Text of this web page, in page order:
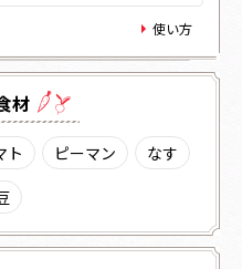
使い方
材
ト ピーマン
なす